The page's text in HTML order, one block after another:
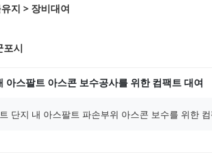
지 > 장비대여
포시
아스팔트 아스콘 보수공사를 위한 컴팩트 대여
단지 내 아스팔트 파손부위 아스콘 보수를 위한